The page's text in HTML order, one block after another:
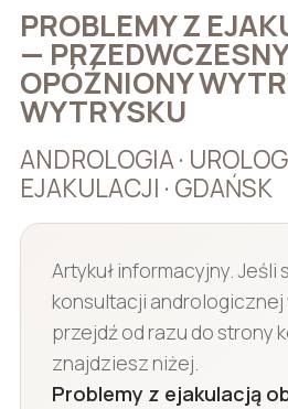
PROBLEMY Z
—
OPÓŹNIONY
WYTRYSKU
ANDROLOGIA ·
EJAKULACJI · GDAŃSK
Artykuł informacyjny. Jeśli
konsultacji andrologicznej
przejdź od razu do strony
znajdziesz niżej.
Problemy z ejakulacją